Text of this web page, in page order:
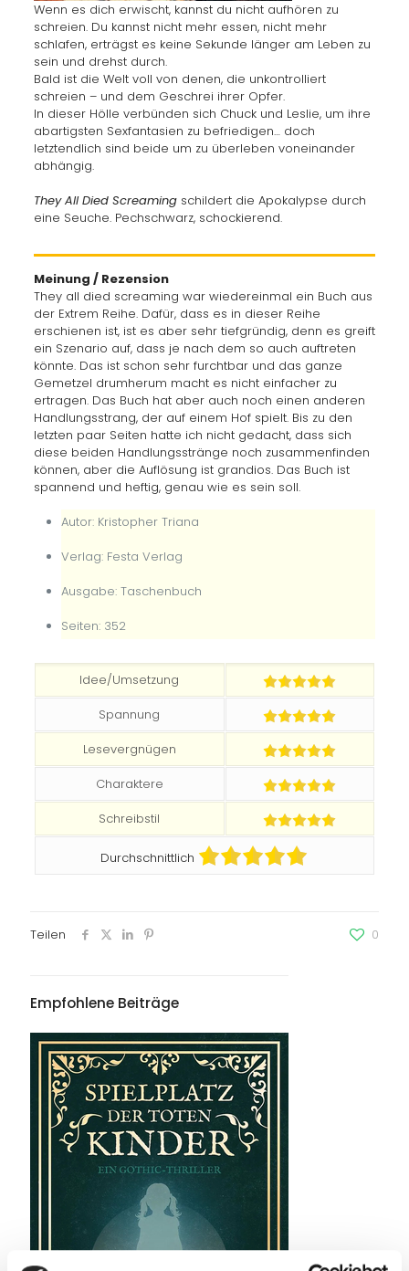
Wenn es dich erwischt, kannst du nicht aufhören zu
schreien. Du kannst nicht mehr essen, nicht mehr
schlafen, erträgst es keine Sekunde länger am Leben zu
sein und drehst durch.
Bald ist die Welt voll von denen, die unkontrolliert
schreien – und dem Geschrei ihrer Opfer.
In dieser Hölle verbünden sich Chuck und Leslie, um ihre
abartigsten Sexfantasien zu befriedigen… doch
letztendlich sind beide um zu überleben voneinander
abhängig.
They All Died Screamingschildert die Apokalypse durch
eine Seuche. Pechschwarz, schockierend.
Meinung / Rezension
They all died screaming war wiedereinmal ein Buch aus
der Extrem Reihe. Dafür, dass es in dieser Reihe
erschienen ist, ist es aber sehr tiefgründig, denn es greift
ein Szenario auf, dass je nach dem so auch auftreten
könnte. Das ist schon sehr furchtbar und das ganze
Gemetzel drumherum macht es nicht einfacher zu
ertragen. Das Buch hat aber auch noch einen anderen
Handlungsstrang, der auf einem Hof spielt. Bis zu den
letzten paar Seiten hatte ich nicht gedacht, dass sich
diese beiden Handlungsstränge noch zusammenfinden
können, aber die Auflösung ist grandios. Das Buch ist
spannend und heftig, genau wie es sein soll.
Autor: Kristopher Triana
Verlag: Festa Verlag
Ausgabe: Taschenbuch
Seiten: 352
Idee/Umsetzung
Spannung
Lesevergnügen
Charaktere
Schreibstil
Durchschnittlich
Teilen 0
Empfohlene Beiträge